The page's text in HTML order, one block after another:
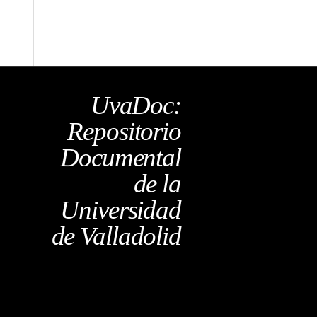
UvaDoc:
Repositorio
Documental
de la
Universidad
de Valladolid